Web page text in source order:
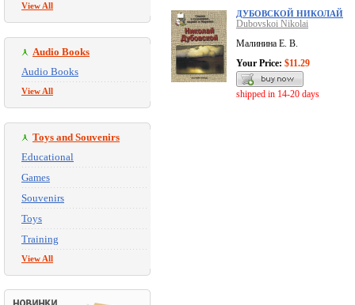
View All
Audio Books
Audio Books
View All
Toys and Souvenirs
Educational
Games
Souvenirs
Toys
Training
View All
ДУБОВСКОЙ НИКОЛАЙ
Dubovskoi Nikolai
Малинина Е. В.
Your Price: $11.29
shipped in 14-20 days